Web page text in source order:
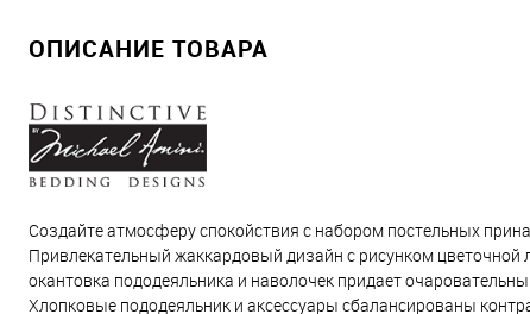
ОПИСАНИЕ ТОВАРА
Создайте атмосферу спокойствия с набором постельных
Привлекательный жаккардовый дизайн с рисунком
окантовка пододеяльника и наволочек придает
Хлопковые пододеяльник и аксессуары сбалансированы